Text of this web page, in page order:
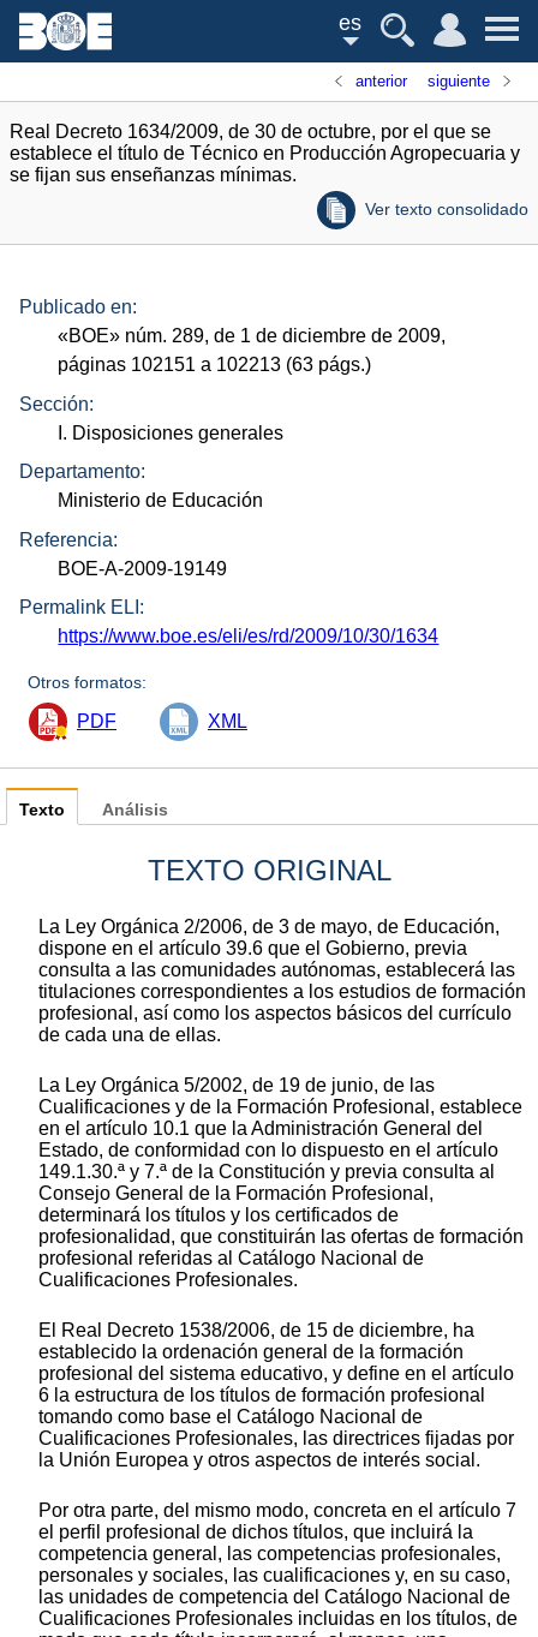
es
anterior siguiente
Real Decreto 1634/2009, de 30 de octubre, por el que se
establece el título de Técnico en Producción Agropecuaria y
se fijan sus enseñanzas mínimas.
Ver texto consolidado
Publicado en:
«BOE» núm. 289, de 1 de diciembre de 2009,
páginas 102151 a 102213 (63 págs.)
Sección:
I. Disposiciones generales
Departamento:
Ministerio de Educación
Referencia:
BOE-A-2009-19149
Permalink ELI:
https://www.boe.es/eli/es/rd/2009/10/30/1634
Otros formatos:
PDF XML
Texto
TEXTO ORIGINAL
La Ley Orgánica 2/2006, de 3 de mayo, de Educación,
dispone en el artículo 39.6 que el Gobierno, previa
consulta a las comunidades autónomas, establecerá las
titulaciones correspondientes a los estudios de formación
profesional, así como los aspectos básicos del currículo
de cada una de ellas.
La Ley Orgánica 5/2002, de 19 de junio, de las
Cualificaciones y de la Formación Profesional, establece
en el artículo 10.1 que la Administración General del
Estado, de conformidad con lo dispuesto en el artículo
149.1.30.ª y 7.ª de la Constitución y previa consulta al
Consejo General de la Formación Profesional,
determinará los títulos y los certificados de
profesionalidad, que constituirán las ofertas de formación
profesional referidas al Catálogo Nacional de
Cualificaciones Profesionales.
El Real Decreto 1538/2006, de 15 de diciembre, ha
establecido la ordenación general de la formación
profesional del sistema educativo, y define en el artículo
6 la estructura de los títulos de formación profesional
tomando como base el Catálogo Nacional de
Cualificaciones Profesionales, las directrices fijadas por
la Unión Europea y otros aspectos de interés social.
Por otra parte, del mismo modo, concreta en el artículo 7
el perfil profesional de dichos títulos, que incluirá la
competencia general, las competencias profesionales,
personales y sociales, las cualificaciones y, en su caso,
las unidades de competencia del Catálogo Nacional de
Cualificaciones Profesionales incluidas en los títulos, de
Análisis